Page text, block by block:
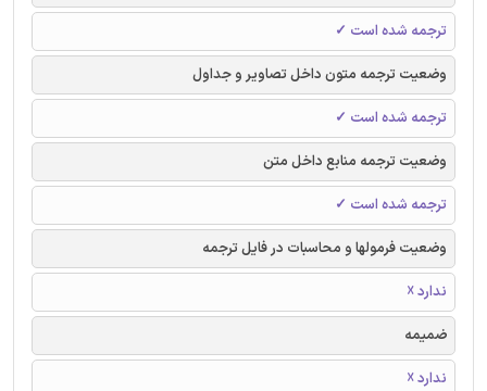
ترجمه شده است ✓
وضعیت ترجمه متون داخل تصاویر و جداول
ترجمه شده است ✓
وضعیت ترجمه منابع داخل متن
ترجمه شده است ✓
وضعیت فرمولها و محاسبات در فایل ترجمه
ندارد ☓
ضمیمه
ندارد ☓